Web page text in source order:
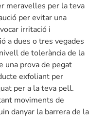
meravelles per la teva
per evitar una
irritació i
a dues o tres vegades
de tolerància de la
una prova de pegat
exfoliant per
per a la teva pell.
moviments de
danyar la barrera de la